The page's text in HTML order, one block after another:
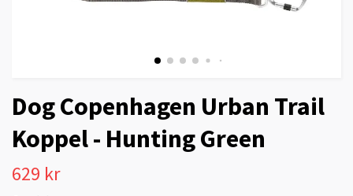
Dog Copenhagen Urban Trail
Koppel - Hunting Green
629 kr